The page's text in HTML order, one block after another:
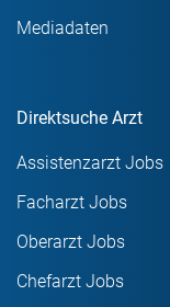
Mediadaten
Direktsuche Arzt
Assistenzarzt Jobs
Facharzt Jobs
Oberarzt Jobs
Chefarzt Jobs